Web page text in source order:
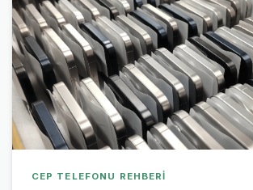
CEP TELEFONU REHBERI